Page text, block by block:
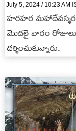
July 5, 2024 / 10:23 AM
హరహర
మొదలై వారం రోజులు
దర్శించుకున్నారు.